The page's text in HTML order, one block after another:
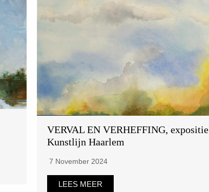
VERVAL EN VERHEFFING, expositie
Kunstlijn Haarlem
7 November 2024
LEES MEER